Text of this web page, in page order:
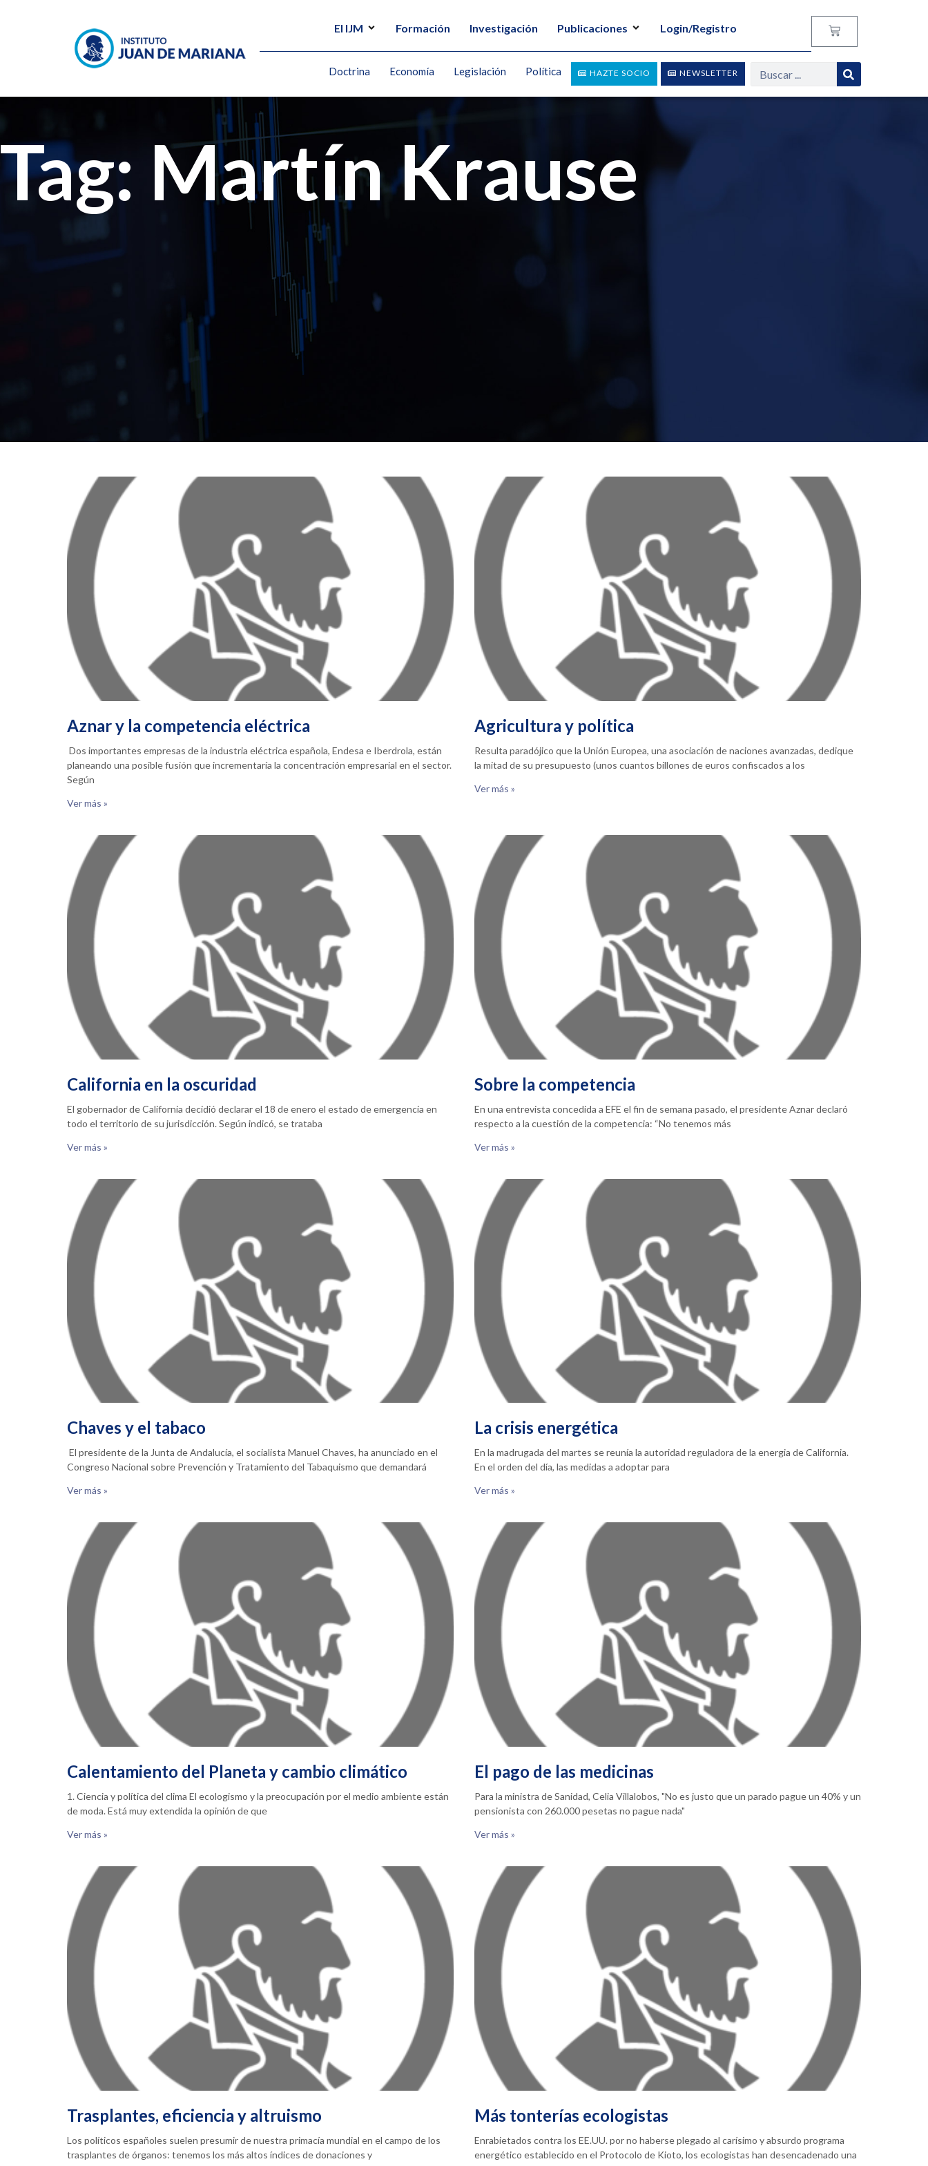
El IJM Formación Investigación Publicaciones Login/Registro
NEWSLETTER
HAZTE SOCIO
Doctrina Economía Legislación Política
Tag: Martín Krause
Aznar y la competencia eléctrica
Dos importantes empresas de la industria eléctrica española, Endesa e Iberdrola, están
planeando una posible fusión que incrementaría la concentración empresarial en el sector.
Según
Ver más »
Agricultura y política
Resulta paradójico que la Unión Europea, una asociación de naciones avanzadas, dedique
la mitad de su presupuesto (unos cuantos billones de euros confiscados a los
Ver más »
California en la oscuridad
El gobernador de California decidió declarar el 18 de enero el estado de emergencia en
todo el territorio de su jurisdicción. Según indicó, se trataba
Ver más »
Sobre la competencia
En una entrevista concedida a EFE el fin de semana pasado, el presidente Aznar declaró
respecto a la cuestión de la competencia: “No tenemos más
Ver más »
Chaves y el tabaco
El presidente de la Junta de Andalucía, el socialista Manuel Chaves, ha anunciado en el
Congreso Nacional sobre Prevención y Tratamiento del Tabaquismo que demandará
Ver más »
La crisis energética
En la madrugada del martes se reunía la autoridad reguladora de la energia de California.
En el orden del día, las medidas a adoptar para
Ver más »
Calentamiento del Planeta y cambio climático
1. Ciencia y política del clima El ecologismo y la preocupación por el medio ambiente están
de moda. Está muy extendida la opinión de que
Ver más »
El pago de las medicinas
Para la ministra de Sanidad, Celia Villalobos, "No es justo que un parado pague un 40% y un
pensionista con 260.000 pesetas no pague nada"
Ver más »
Trasplantes, eficiencia y altruismo
Los políticos españoles suelen presumir de nuestra primacía mundial en el campo de los
trasplantes de órganos: tenemos los más altos índices de donaciones y
Más tonterías ecologistas
Enrabietados contra los EE.UU. por no haberse plegado al carísimo y absurdo programa
energético establecido en el Protocolo de Kioto, los ecologistas han desencadenado una